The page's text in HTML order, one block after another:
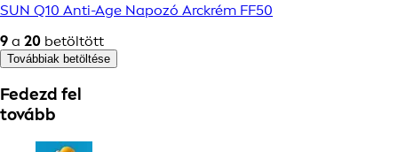
SUN Q10 Anti-Age Napozó Arckrém FF50
9 a 20 betöltött
Továbbiak betöltése
Fedezd fel
tovább